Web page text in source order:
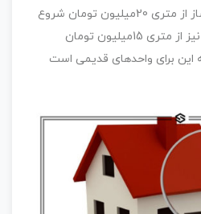
وحیدیه برای واحدهای نوساز از متری 20میلیون تومان شروع
شده و واحدهای قدیمی‌تر نیز از متری 15میلیون تومان
این برای واحدهای قدیمی است